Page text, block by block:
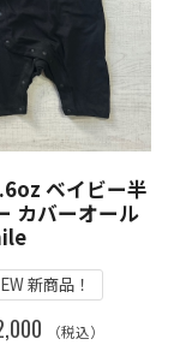
ベイビー半
カバーオール
新商品！
（税込）